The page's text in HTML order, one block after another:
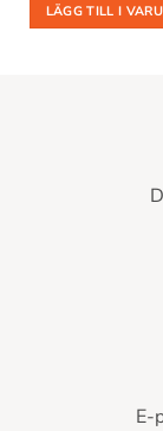
LÄGG TILL I
E-